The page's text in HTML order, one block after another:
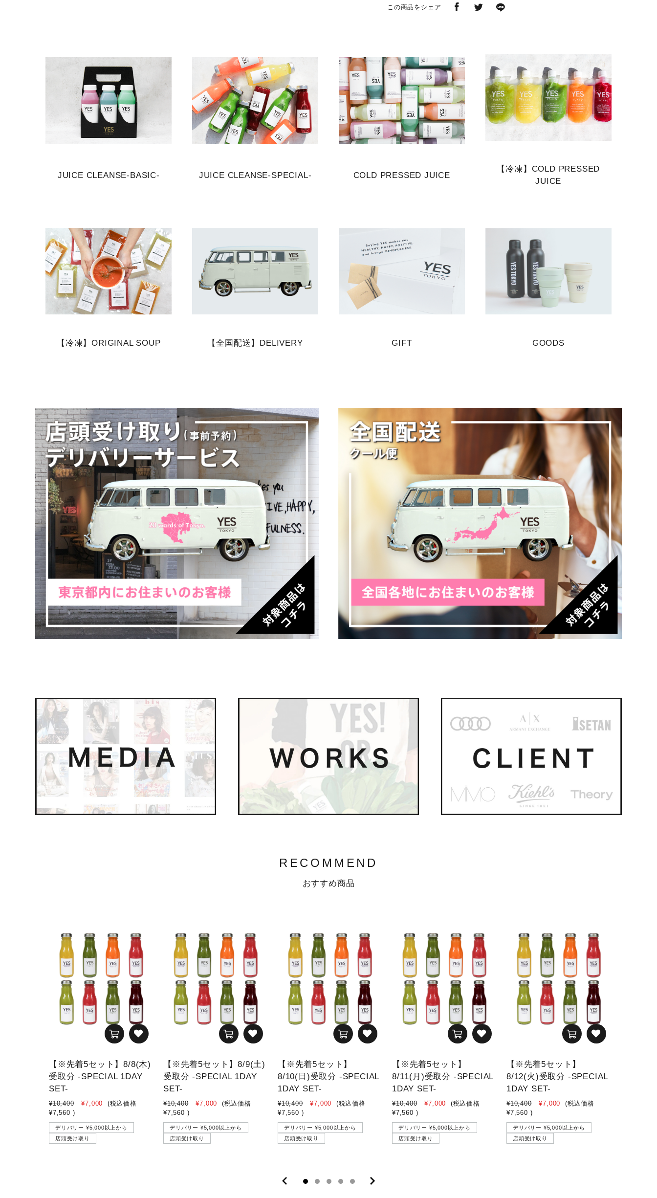
この商品をシェア
JUICE CLEANSE-BASIC- JUICE CLEANSE-SPECIAL- COLD PRESSED JUICE
【冷凍】COLD PRESSED
JUICE
【冷凍】ORIGINAL SOUP 【全国配送】DELIVERY GIFT GOODS
RECOMMEND
おすすめ商品
【※先着5セット】8/8(木)
受取分 -SPECIAL 1DAY
SET-
¥10,400 ¥7,000
(税込価格
¥7,560 )
デリバリー ¥5,000以上から
店頭受け取り
【※先着5セット】8/9(土)
受取分 -SPECIAL 1DAY
SET-
¥10,400 ¥7,000
(税込価格
¥7,560 )
デリバリー ¥5,000以上から
店頭受け取り
【※先着5セット】
8/10(日)受取分 -SPECIAL
1DAY SET-
¥10,400 ¥7,000
(税込価格
¥7,560 )
デリバリー ¥5,000以上から
店頭受け取り
【※先着5セット】
8/11(月)受取分 -SPECIAL
1DAY SET-
¥10,400 ¥7,000
(税込価格
¥7,560 )
デリバリー ¥5,000以上から
店頭受け取り
【※先着5セット】
8/12(火)受取分 -SPECIAL
1DAY SET-
¥10,400 ¥7,000
(税込価格
¥7,560 )
デリバリー ¥5,000以上から
店頭受け取り